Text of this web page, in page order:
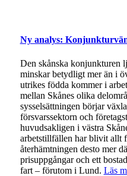
Ny analys:
Den skånska konjunkturen
minskar betydligt mer än i
utrikes födda kommer i
mellan Skånes olika
sysselsättningen börjar
försvarssektorn och
huvudsakligen i västra
arbetstillfällen har blivit allt
återhämtningen desto mer
prisuppgångar och ett
fart – förutom i Lund. Läs